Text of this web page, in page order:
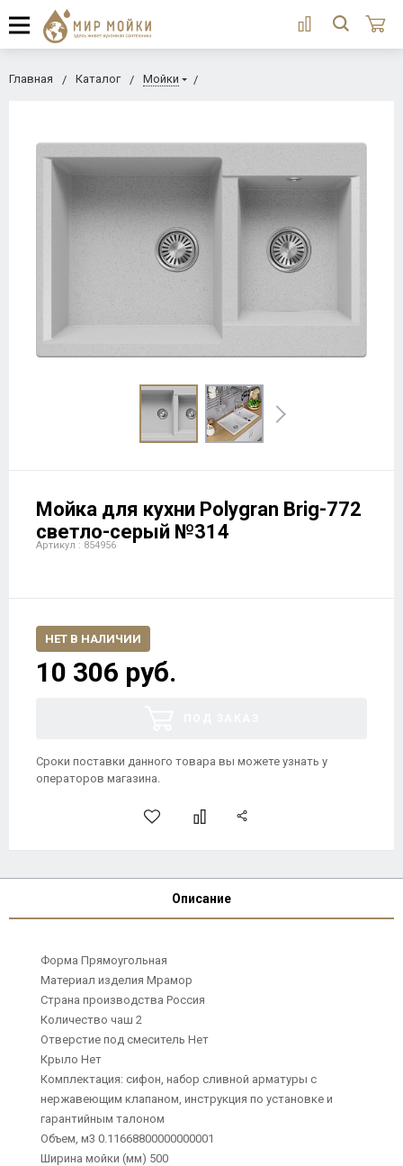
Главная Каталог Мойки
Мойка для кухни Polygran Brig-772
светло-серый №314
Артикул : 854956
НЕТ В НАЛИЧИИ
10 306 руб.
Сроки поставки данного товара вы можете узнать у
операторов магазина.
Описание
Форма Прямоугольная
Материал изделия Мрамор
Страна производства Россия
Количество чаш 2
Отверстие под смеситель Нет
Крыло Нет
Комплектация: сифон, набор сливной арматуры с
нержавеющим клапаном, инструкция по установке и
гарантийным талоном
Объем, м3 0.11668800000000001
Ширина мойки (мм) 500